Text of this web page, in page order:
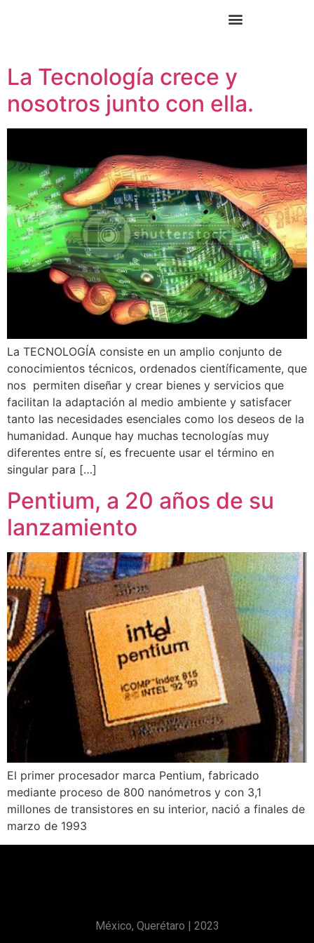
La Tecnología crece y
nosotros junto con ella.
La TECNOLOGÍA consiste en un amplio conjunto de
conocimientos técnicos, ordenados científicamente, que
nos permiten diseñar y crear bienes y servicios que
facilitan la adaptación al medio ambiente y satisfacer
tanto las necesidades esenciales como los deseos de la
humanidad. Aunque hay muchas tecnologías muy
diferentes entre sí, es frecuente usar el término en
singular para […]
Pentium, a 20 años de su
lanzamiento
El primer procesador marca Pentium, fabricado
mediante proceso de 800 nanómetros y con 3,1
millones de transistores en su interior, nació a finales de
marzo de 1993
México, Querétaro | 2023